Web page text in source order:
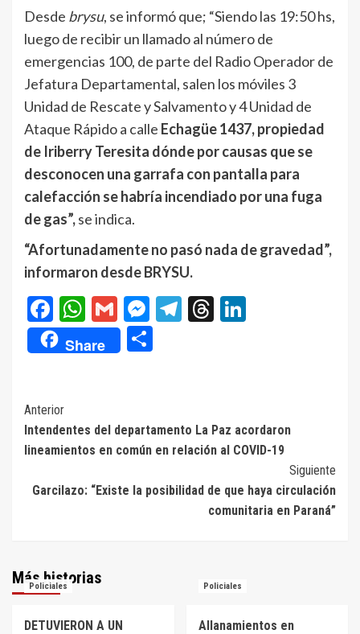
Desde brysu, se informó que; “Siendo las 19:50 hs,
luego de recibir un llamado al número de
emergencias 100, de parte del Radio Operador de
Jefatura Departamental, salen los móviles 3
Unidad de Rescate y Salvamento y 4 Unidad de
Ataque Rápido a calle Echagüe 1437, propiedad
de Iriberry Teresita dónde por causas que se
desconocen una garrafa con pantalla para
calefacción se habría incendiado por una fuga
de gas”,se indica.
“Afortunadamente no pasó nada de gravedad”,
informaron desde BRYSU.
Facebook
WhatsApp
GmailMessenger
Telegram
Threads
Share
Navegación
de
Anterior
Intendentes del departamento La Paz acordaron
lineamientos en común en relación al COVID-19
Siguiente
Garcilazo: “Existe la posibilidad de que haya circulación
comunitaria en Paraná”
Más historias
Policiales
DETUVIERON A UN
Policiales
Allanamientos en